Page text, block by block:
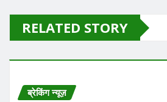
RELATED STORY
ब्रेकिंग न्यूज़